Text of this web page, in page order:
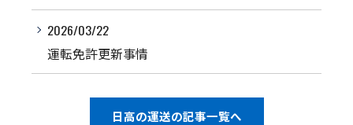
2026/03/22
運転免許更新事情
日高の運送の記事一覧へ